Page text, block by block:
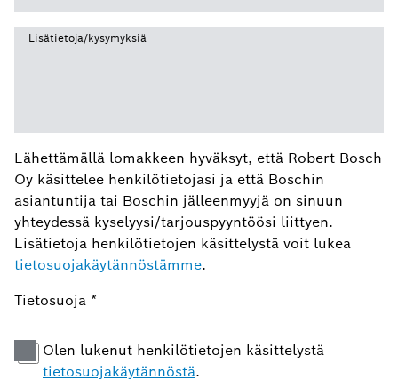
Lisätietoja/kysymyksiä
Lähettämällä lomakkeen hyväksyt, että Robert Bosch
Oy käsittelee henkilötietojasi ja että Boschin
asiantuntija tai Boschin jälleenmyyjä on sinuun
yhteydessä kyselyysi/tarjouspyyntöösi liittyen.
Lisätietoja henkilötietojen käsittelystä voit lukea
tietosuojakäytännöstämme.
Tietosuoja *
Olen lukenut henkilötietojen käsittelystä
tietosuojakäytännöstä.